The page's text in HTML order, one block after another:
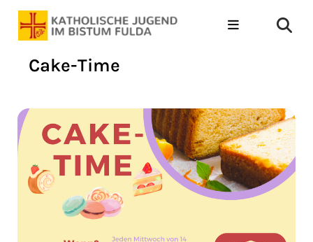
Cake-Time